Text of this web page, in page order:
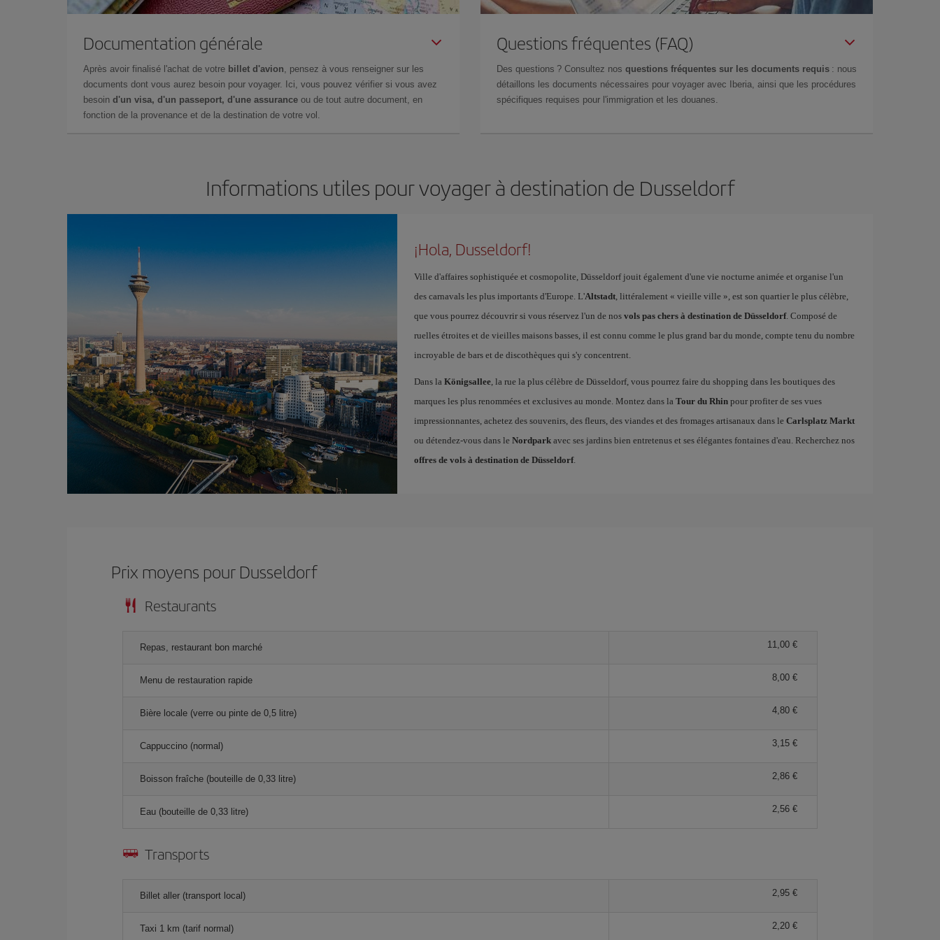
Documentation générale
Après avoir finalisé l'achat de votre billet d'avion, pensez à vous renseigner sur les
documents dont vous aurez besoin pour voyager. Ici, vous pouvez vérifier si vous avez
besoin d'un visa, d'un passeport, d'une assurance ou de tout autre document, en
fonction de la provenance et de la destination de votre vol.
Questions fréquentes (FAQ)
Des questions ? Consultez nos questions fréquentes sur les documents requis : nous
détaillons les documents nécessaires pour voyager avec Iberia, ainsi que les procédures
spécifiques requises pour l'immigration et les douanes.
Informations utiles pour voyager à destination de Dusseldorf
¡Hola, Dusseldorf!
Ville d'affaires sophistiquée et cosmopolite, Düsseldorf jouit également d'une vie nocturne animée et organise l'un
des carnavals les plus importants d'Europe. L'Altstadt, littéralement « vieille ville », est son quartier le plus célèbre,
que vous pourrez découvrir si vous réservez l'un de nos vols pas chers à destination de Düsseldorf. Composé de
ruelles étroites et de vieilles maisons basses, il est connu comme le plus grand bar du monde, compte tenu du nombre
incroyable de bars et de discothèques qui s'y concentrent.
Dans la Königsallee, la rue la plus célèbre de Düsseldorf, vous pourrez faire du shopping dans les boutiques des
marques les plus renommées et exclusives au monde. Montez dans la Tour du Rhinpour profiter de ses vues
impressionnantes, achetez des souvenirs, des fleurs, des viandes et des fromages artisanaux dans le Carlsplatz Markt
ou détendez-vous dans le Nordparkavec ses jardins bien entretenus et ses élégantes fontaines d'eau. Recherchez nos
offres de vols à destination de Düsseldorf.
Prix ​​moyens pour Dusseldorf
Restaurants
Repas, restaurant bon marché 11,00 €
Menu de restauration rapide 8,00 €
Bière locale (verre ou pinte de 0,5 litre) 4,80 €
Cappuccino (normal) 3,15 €
Boisson fraîche (bouteille de 0,33 litre) 2,86 €
Eau (bouteille de 0,33 litre) 2,56 €
Transports
Billet aller (transport local) 2,95 €
Taxi 1 km (tarif normal) 2,20 €